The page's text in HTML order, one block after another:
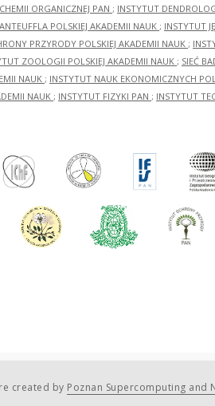
ORGANICZNEJ PAN ; INSTYTUT
POLSKIEJ AKADEMII NAUK ; INSTYTUT
PRZYRODY POLSKIEJ AKADEMII NAUK ;
ZOOLOGII POLSKIEJ AKADEMII NAUK ; SIEĆ
NAUK ; INSTYTUT NAUK EKONOMICZNYCH
NAUK ; INSTYTUT FIZYKI PAN ; INSTYTUT
created by Poznan Supercomputing and